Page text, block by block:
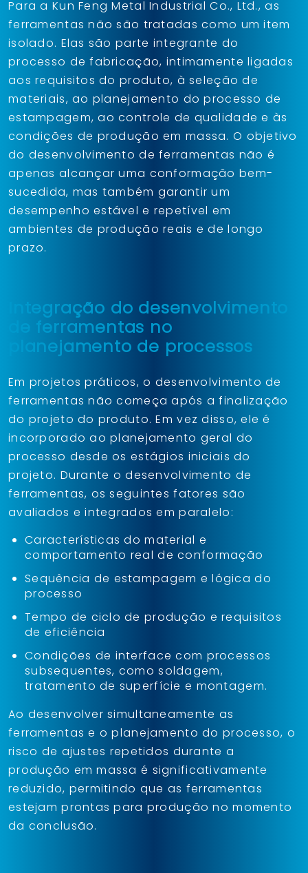
Para a Kun Feng Metal Industrial Co., Ltd., as
ferramentas não são tratadas como um item
isolado. Elas são parte integrante do
processo de fabricação, intimamente ligadas
aos requisitos do produto, à seleção de
materiais, ao planejamento do processo de
estampagem, ao controle de qualidade e às
condições de produção em massa. O objetivo
do desenvolvimento de ferramentas não é
apenas alcançar uma conformação bem-
sucedida, mas também garantir um
desempenho estável e repetível em
ambientes de produção reais e de longo
prazo.
Integração do desenvolvimento
de ferramentas no
planejamento de processos
Em projetos práticos, o desenvolvimento de
ferramentas não começa após a finalização
do projeto do produto. Em vez disso, ele é
incorporado ao planejamento geral do
processo desde os estágios iniciais do
projeto. Durante o desenvolvimento de
ferramentas, os seguintes fatores são
avaliados e integrados em paralelo:
Características do material e
comportamento real de conformação
Sequência de estampagem e lógica do
processo
Tempo de ciclo de produção e requisitos
de eficiência
Condições de interface com processos
subsequentes, como soldagem,
tratamento de superfície e montagem.
Ao desenvolver simultaneamente as
ferramentas e o planejamento do processo, o
risco de ajustes repetidos durante a
produção em massa é significativamente
reduzido, permitindo que as ferramentas
estejam prontas para produção no momento
da conclusão.